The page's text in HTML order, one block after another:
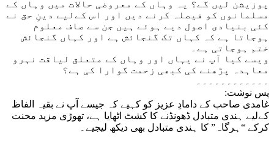
پوزیشن لیں گے؟ یہ وہاں کے معروضی حالات میں وہاں کے
مسلمانوں کو فیصلہ کرنے دیں اور اس کےلیے دینِ حق نے
کئی بنیادی اصول دیے ہوئے ہیں جن سے صاف معلوم
ہوجاتا ہے کہ کہاں تک گنجائش ہے اور کہاں گنجائش
ختم ہوجاتی ہے۔
ویسے کیا آپ نے یہاں اور وہاں کے متعلق لیاقت نہرو
معاہدہ پڑھنے کی کبھی زحمت گوارا کی ہے؟
پس نوشت:
غامدی صاحب کے دامادِ عزیز کو کہیے کہ جیسے آپ نے بقیہ الفاظ
کےلیے ہندی متبادل ڈھونڈنے کا کشٹ اٹھایا ہے، تھوڑی مزید محنت
کرکے “ہرگاہ” کا ہندی متبادل بھی دیکھ لیجیے۔